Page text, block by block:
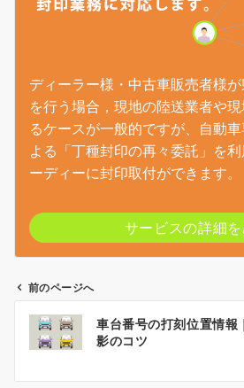
ディーラー様・中古車販売者様
を行う場合，現地の陸送業者や
るケースが一般的ですが、自動
よる「丁種封印の再々委託」を
ーディーに封印取付ができます。
サービスの詳細
前のページへ
車台番号の打刻位置情報
影のコツ